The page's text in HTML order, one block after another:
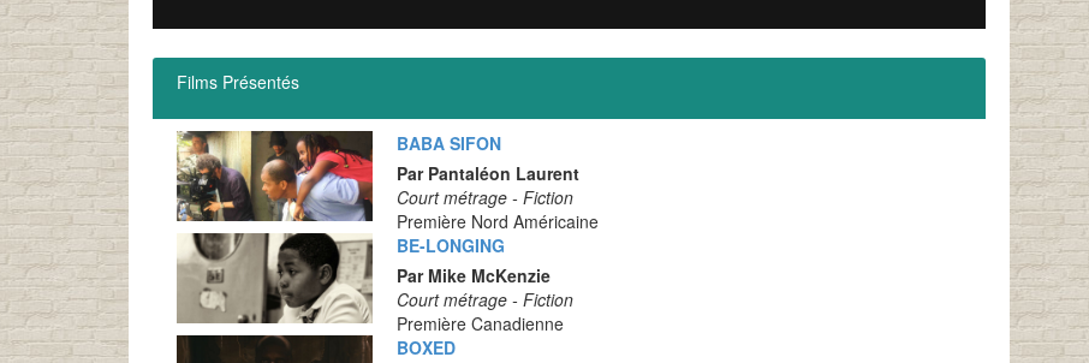
Films Présentés
BABA SIFON
Par Pantaléon Laurent
Court métrage - Fiction
Première Nord Américaine
BE-LONGING
Par Mike McKenzie
Court métrage - Fiction
Première Canadienne
BOXED